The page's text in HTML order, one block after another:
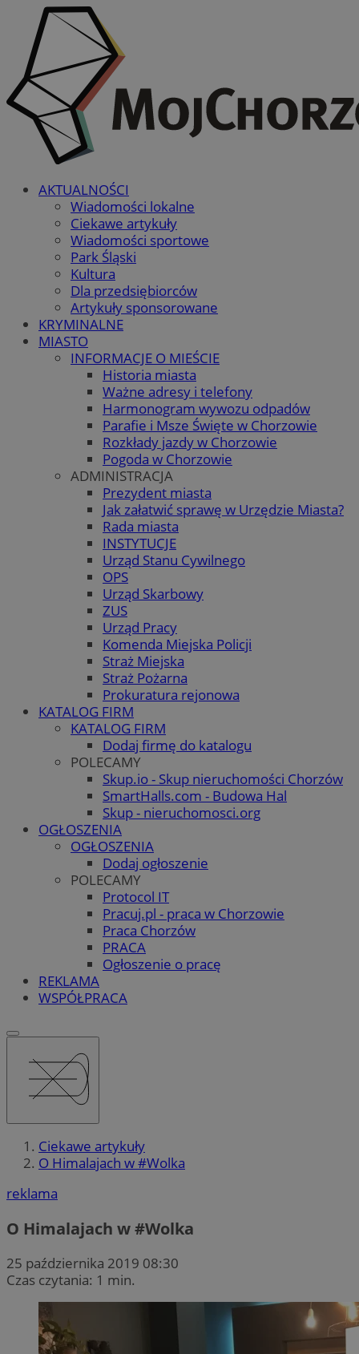
AKTUALNOŚCI
Wiadomości lokalne
Ciekawe artykuły
Wiadomości sportowe
Park Śląski
Kultura
Dla przedsiębiorców
Artykuły sponsorowane
KRYMINALNE
MIASTO
INFORMACJE O MIEŚCIE
Historia miasta
Ważne adresy i telefony
Harmonogram wywozu odpadów
Parafie i Msze Święte w Chorzowie
Rozkłady jazdy w Chorzowie
Pogoda w Chorzowie
ADMINISTRACJA
Prezydent miasta
Jak załatwić sprawę w Urzędzie Miasta?
Rada miasta
INSTYTUCJE
Urząd Stanu Cywilnego
OPS
Urząd Skarbowy
ZUS
Urząd Pracy
Komenda Miejska Policji
Straż Miejska
Straż Pożarna
Prokuratura rejonowa
KATALOG FIRM
KATALOG FIRM
Dodaj firmę do katalogu
POLECAMY
Skup.io - Skup nieruchomości Chorzów
SmartHalls.com - Budowa Hal
Skup - nieruchomosci.org
OGŁOSZENIA
OGŁOSZENIA
Dodaj ogłoszenie
POLECAMY
Protocol IT
Pracuj.pl - praca w Chorzowie
Praca Chorzów
PRACA
Ogłoszenie o pracę
REKLAMA
WSPÓŁPRACA
Ciekawe artykuły
O Himalajach w #Wolka
reklama
O Himalajach w #Wolka
25 października 2019 08:30
Czas czytania: 1 min.